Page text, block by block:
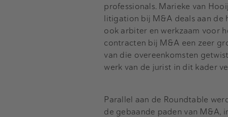
professionals. Marieke van
litigation bij M&A deals aan de
ook arbiter en werkzaam voor
contracten bij M&A een zeer
van die overeenkomsten
werk van de jurist in dit kader
Parallel aan de Roundtable
de gebaande paden van M&A,